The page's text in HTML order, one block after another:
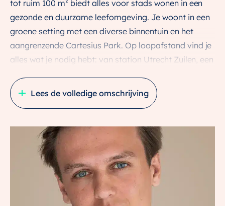
tot ruim 100 m² biedt alles voor stads wonen in een
gezonde en duurzame leefomgeving. Je woont in een
groene setting met een diverse binnentuin en het
aangrenzende Cartesius Park. Op loopafstand vind je
alles wat je nodig hebt: van station Utrecht Zuilen, een
monumentale CAB – dé huiskamer van de wijk met
verschillende voorzieningen.
Woon je alleen, samen of heb je een jong gezin? In dit
fijne 3-kamerappartement zit je helemaal goed. De
extra kamer kun je gebruiken als thuiskantoor,
logeerkamer of kinderkamer. De woonkamer is lekker
ruim en licht met een loggia van zo’n 7,5 m² op: een
beschutte plek waar je elk seizoen van het buitenzijn
Lees de volledige omschrijving